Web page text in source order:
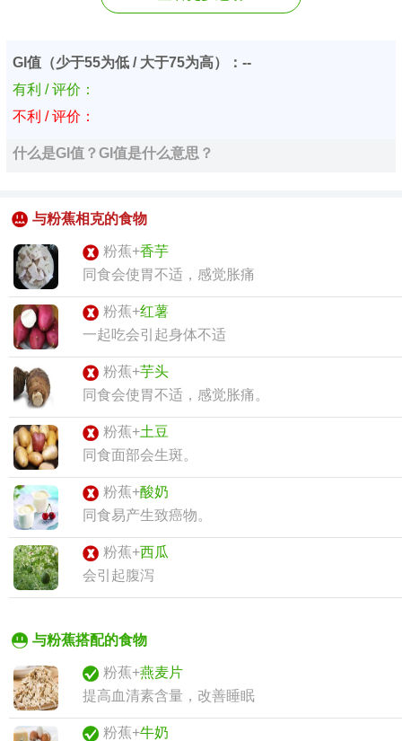
GI值（少于55为低 / 大于75为高）：--
有利 / 评价：
不利 / 评价：
什么是GI值？GI值是什么意思？
与粉蕉相克的食物
粉蕉+香芋
同食会使胃不适，感觉胀痛
粉蕉+红薯
一起吃会引起身体不适
粉蕉+芋头
同食会使胃不适，感觉胀痛。
粉蕉+土豆
同食面部会生斑。
粉蕉+酸奶
同食易产生致癌物。
粉蕉+西瓜
会引起腹泻
与粉蕉搭配的食物
粉蕉+燕麦片
提高血清素含量，改善睡眠
粉蕉+牛奶